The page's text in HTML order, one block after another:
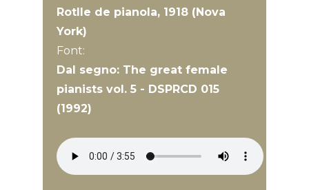
Rotlle de pianola, 1918 (Nova
York)
Font:
Dal segno: The great female
pianists vol. 5 - DSPRCD 015
(1992)